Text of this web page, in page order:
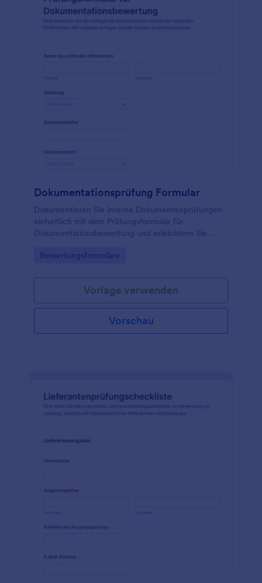
Dokumentationsprüfung Formular
Dokumentieren Sie interne Dokumentenprüfungen
einheitlich mit dem Prüfungsformular für
Dokumentationsbewertung und erleichtern Sie
von Entscheidungen in Qualitäts- und
Go to Category:
Bewertungsformulare
Vorlage verwenden
Vorschau